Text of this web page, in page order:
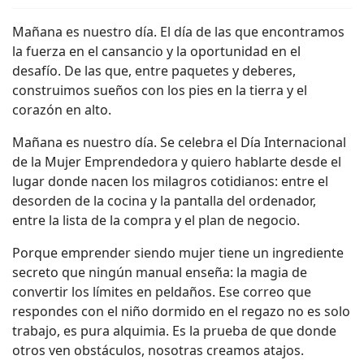
Mañana es nuestro día. El día de las que encontramos
la fuerza en el cansancio y la oportunidad en el
desafío. De las que, entre paquetes y deberes,
construimos sueños con los pies en la tierra y el
corazón en alto.
Mañana es nuestro día. Se celebra el Día Internacional
de la Mujer Emprendedora y quiero hablarte desde el
lugar donde nacen los milagros cotidianos: entre el
desorden de la cocina y la pantalla del ordenador,
entre la lista de la compra y el plan de negocio.
Porque emprender siendo mujer tiene un ingrediente
secreto que ningún manual enseña: la magia de
convertir los límites en peldaños. Ese correo que
respondes con el niño dormido en el regazo no es solo
trabajo, es pura alquimia. Es la prueba de que donde
otros ven obstáculos, nosotras creamos atajos.